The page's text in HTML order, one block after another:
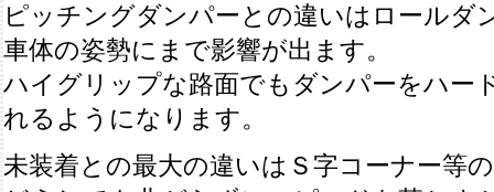
ピッチングダンパーとの違いはロールダ
車体の姿勢にまで影響が出ます。
ハイグリップな路面でもダンパーをハー
れるようになります。
未装着との最大の違いはＳ字コーナー等